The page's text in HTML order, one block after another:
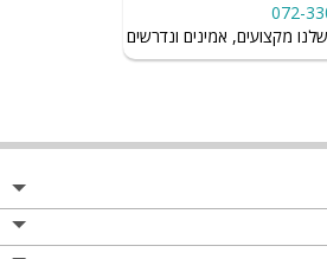
072-
מקצועים, אמינים ונדרשים לשמור על רמת